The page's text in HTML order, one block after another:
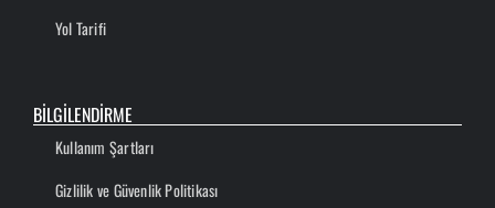
Yol Tarifi
BİLGİLENDİRME
Kullanım Şartları
Gizlilik ve Güvenlik Politikası